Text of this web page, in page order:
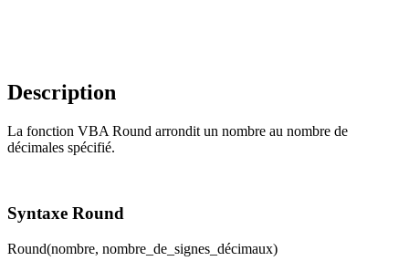
Description
La fonction VBA Round arrondit un nombre au nombre de
décimales spécifié.
Syntaxe Round
Round(nombre, nombre_de_signes_décimaux)